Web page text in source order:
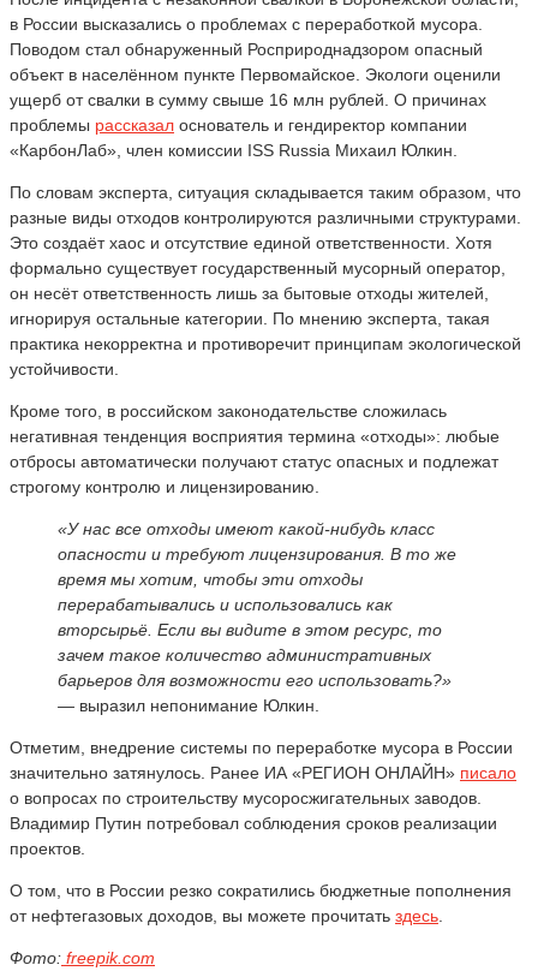
в России высказались о проблемах с переработкой мусора.
Поводом стал обнаруженный Росприроднадзором опасный
объект в населённом пункте Первомайское. Экологи оценили
ущерб от свалки в сумму свыше 16 млн рублей. О причинах
проблемы рассказал основатель и гендиректор компании
«КарбонЛаб», член комиссии ISS Russia Михаил Юлкин.
По словам эксперта, ситуация складывается таким образом, что
разные виды отходов контролируются различными структурами.
Это создаёт хаос и отсутствие единой ответственности. Хотя
формально существует государственный мусорный оператор,
он несёт ответственность лишь за бытовые отходы жителей,
игнорируя остальные категории. По мнению эксперта, такая
практика некорректна и противоречит принципам экологической
устойчивости.
Кроме того, в российском законодательстве сложилась
негативная тенденция восприятия термина «отходы»: любые
отбросы автоматически получают статус опасных и подлежат
строгому контролю и лицензированию.
«У нас все отходы имеют какой-нибудь класс
опасности и требуют лицензирования. В то же
время мы хотим, чтобы эти отходы
перерабатывались и использовались как
вторсырьё. Если вы видите в этом ресурс, то
зачем такое количество административных
барьеров для возможности его использовать?»
— выразил непонимание Юлкин.
Отметим, внедрение системы по переработке мусора в России
значительно затянулось. Ранее ИА «РЕГИОН ОНЛАЙН» писало
о вопросах по строительству мусоросжигательных заводов.
Владимир Путин потребовал соблюдения сроков реализации
проектов.
О том, что в России резко сократились бюджетные пополнения
от нефтегазовых доходов, вы можете прочитать здесь
Фото: freepik.com